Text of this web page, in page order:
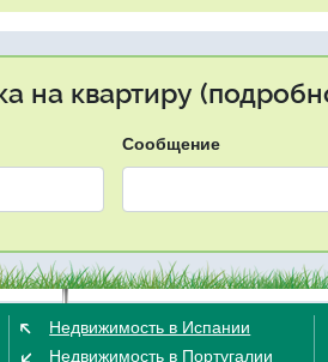
на квартиру
Сообщение
Недвижимость в Испании
Недвижимость в Португалии